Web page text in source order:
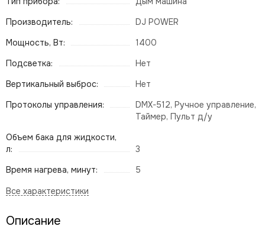
Tuchler
PROCAST Cable
CVGAUDIO
Производитель:
DJ POWER
Мощность, Вт:
1400
Подсветка:
Нет
Вертикальный выброс:
Нет
Протоколы управления:
DMX-512, Ручное управление,
Таймер, Пульт д/у
Объем бака для жидкости,
л:
3
Время нагрева, минут:
5
Описание